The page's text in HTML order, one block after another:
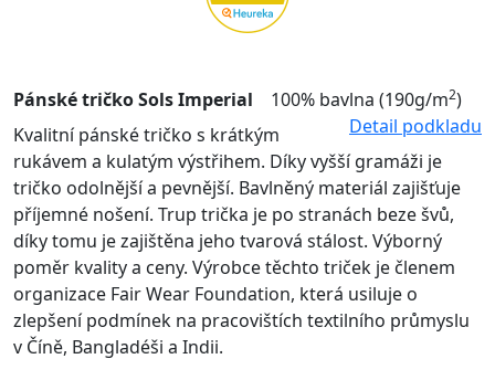
Pánské tričko Sols Imperial 100% bavlna (190g/m2)
Detail podkladu
Kvalitní pánské tričko s krátkým
rukávem a kulatým výstřihem. Díky vyšší gramáži je
tričko odolnější a pevnější. Bavlněný materiál zajišťuje
příjemné nošení. Trup trička je po stranách beze švů,
díky tomu je zajištěna jeho tvarová stálost. Výborný
poměr kvality a ceny. Výrobce těchto triček je členem
organizace Fair Wear Foundation, která usiluje o
zlepšení podmínek na pracovištích textilního průmyslu
v Číně, Bangladéši a Indii.